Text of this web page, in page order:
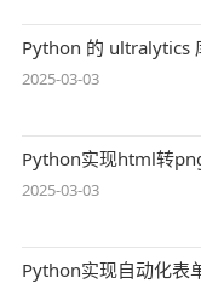
Python 的 ultralytics
2025-03-03
Python实现html转
2025-03-03
Python实现自动化表